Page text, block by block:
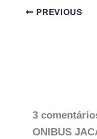
PREVIOUS
3
ONIBUS